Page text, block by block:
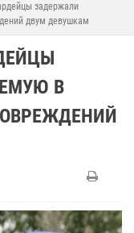
задержали
двум девушкам
В